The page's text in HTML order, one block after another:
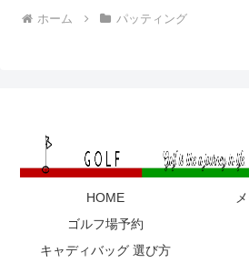
ホーム パッティング
HOME
ゴルフ場予約
キャディバッグ 選び方